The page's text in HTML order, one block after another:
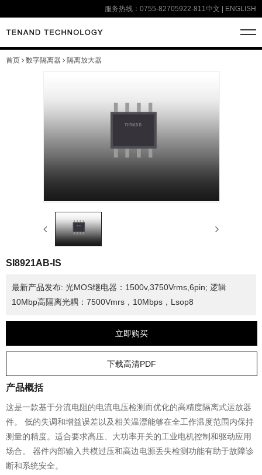
服务热线：0755-82705922-811中文 ENGLISH
首页 数字隔离器 隔离放大器
SI8921AB-IS
最新产品发布: 光MOS继电器：1500v,3750Vrms,6pin; 逻辑
10Mbp高隔离光耦：7500Vmrs，10Mbps，Lsop8
立即购买
下载高清PDF
产品概括
这是一款基于分流电阻的电流电压检测而优化的高精度隔离式运放器
件。 低的失调和增益误差以及相关温漂能够在全工作温度范围内保持
测量的精度。适合要求高压、大功率开关的工业电机控制和驱动应用
场合。 器件内部输入共模过压和高边电源丢失检测功能有助于故障诊
断和系统安全。